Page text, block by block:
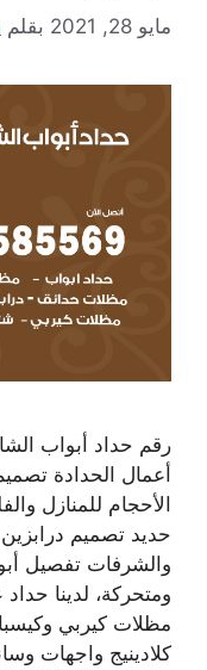
مايو 28, 2021 بقلم
رقم حداد أبواب
أعمال الحدادة
الأحجام للمنازل
حديد تصميم درابزين
والشرفات تفصيل
ومتحركة، لدينا
مظلات كيربي
كلادينيج واجهات